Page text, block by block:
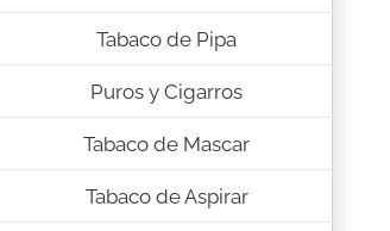
Tabaco de Pipa
Puros y Cigarros
Tabaco de Mascar
Tabaco de Aspirar